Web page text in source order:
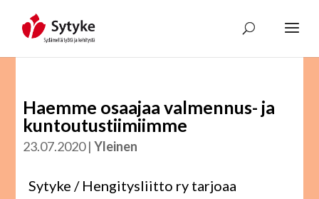
content
Haemme osaajaa valmennus- ja
kuntoutustiimiimme
23.07.2020|Yleinen
Sytyke / Hengitysliitto ry tarjoaa